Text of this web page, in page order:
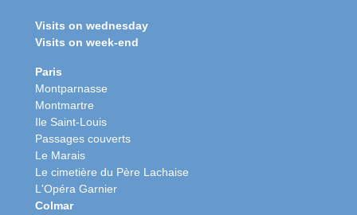
Visits on wednesday
Visits on week-end
Paris
Montparnasse
Montmartre
Ile Saint-Louis
Passages couverts
Le Marais
Le cimetière du Père Lachaise
L'Opéra Garnier
Colmar